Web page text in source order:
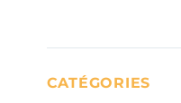
CATÉGORIES